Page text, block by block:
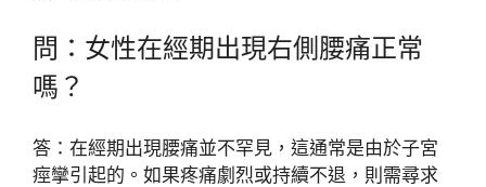
問：女性在經期出現右側腰痛正常
嗎？
答：在經期出現腰痛並不罕見，這通常是由於子宮
痙攣引起的。如果疼痛劇烈或持續不退，則需尋求